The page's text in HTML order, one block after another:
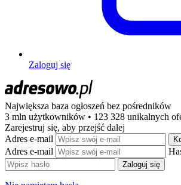
Zaloguj się
Największa baza ogłoszeń bez pośredników
3 mln użytkowników • 123 328 unikalnych
Zarejestruj się, aby przejść dalej
Adres e-mail
Adres e-mail
Zaloguj się